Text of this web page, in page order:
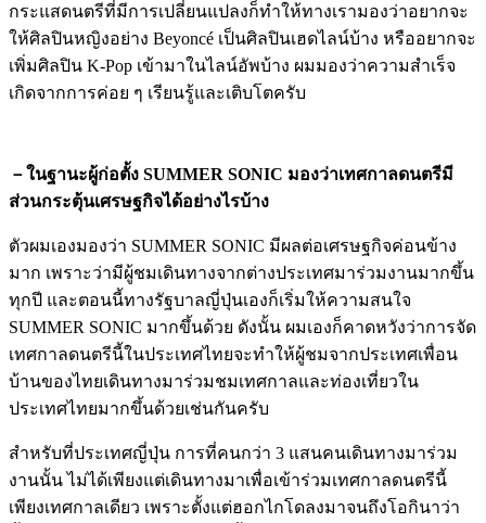
กระแสดนตรีที่มีการเปลี่ยนแปลงก็ทำให้ทางเรามองว่าอยากจะ
ให้ศิลปินหญิงอย่าง Beyoncé เป็นศิลปินเฮดไลน์บ้าง หรืออยากจะ
เพิ่มศิลปิน K-Pop เข้ามาในไลน์อัพบ้าง ผมมองว่าความสำเร็จ
เกิดจากการค่อย ๆ เรียนรู้และเติบโตครับ
－ในฐานะผู้ก่อตั้ง SUMMER SONIC มองว่าเทศกาลดนตรีมี
ส่วนกระตุ้นเศรษฐกิจได้อย่างไรบ้าง
ตัวผมเองมองว่า SUMMER SONIC มีผลต่อเศรษฐกิจค่อนข้าง
มาก เพราะว่ามีผู้ชมเดินทางจากต่างประเทศมาร่วมงานมากขึ้น
ทุกปี และตอนนี้ทางรัฐบาลญี่ปุ่นเองก็เริ่มให้ความสนใจ
SUMMER SONIC มากขึ้นด้วย ดังนั้น ผมเองก็คาดหวังว่าการจัด
เทศกาลดนตรีนี้ในประเทศไทยจะทำให้ผู้ชมจากประเทศเพื่อน
บ้านของไทยเดินทางมาร่วมชมเทศกาลและท่องเที่ยวใน
ประเทศไทยมากขึ้นด้วยเช่นกันครับ
สำหรับที่ประเทศญี่ปุ่น การที่คนกว่า 3 แสนคนเดินทางมาร่วม
งานนั้น ไม่ได้เพียงแต่เดินทางมาเพื่อเข้าร่วมเทศกาลดนตรีนี้
เพียงเทศกาลเดียว เพราะตั้งแต่ฮอกไกโดลงมาจนถึงโอกินาว่า